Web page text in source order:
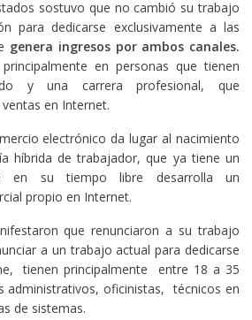
sostuvo que no cambió su trabajo
para dedicarse exclusivamente a las
genera ingresos por ambos canales.
en personas que tienen
y una carrera profesional, que
en Internet.
electrónico da lugar al nacimiento
híbrida de trabajador, que ya tiene un
su tiempo libre desarrolla un
propio en Internet.
que renunciaron a su trabajo
a un trabajo actual para dedicarse
tienen principalmente entre 18 a 35
administrativos, oficinistas, técnicos en
de sistemas.